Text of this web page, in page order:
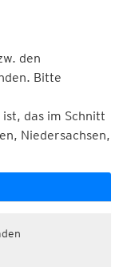
den
Bitte
das im Schnitt
Niedersachsen,